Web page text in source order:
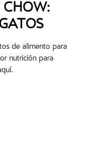
de alimento para
nutrición para